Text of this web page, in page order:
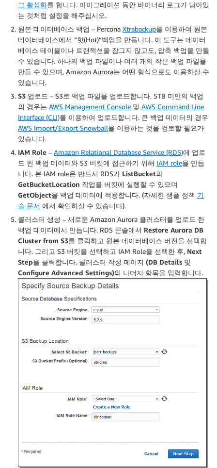
그 활성화를 합니다. 마이그레이션 동안 바이너리 로그가 남아있
는 것처럼 설정을 해주십시오.
원본 데이터베이스 백업 – Percona Xtrabackup를 이용하여 원본
데이터베이스에서 “핫(Hot)”백업을 만듭니다. 이 도구는 데이터
베이스 테이블이나 트랜잭션을 잠그지 않고도, 압축 백업을 만들
수 있습니다. 하나의 백업 파일이나 여러 개의 작은 백업 파일을
만들 수 있으며, Amazon Aurora는 어떤 형식으로도 이용하실 수
있습니다.
S3 업로드 – S3로 백업 파일을 업로드합니다. 5TB 미만의 백업
의 경우는 AWS Management Console 및 AWS Command Line
Interface (CLI)를 이용하여 업로드합니다. 큰 백업 데이터의 경우
AWS Import/Export Snowball을 이용하는 것을 검토할 필요가
있습니다.
IAM Role – Amazon Relational Database Service (RDS)에 업로
드 된 백업 데이터와 S3 버킷에 접근하기 위해 IAM role을 만듭
니다. 본 IAM role은 반드시 RDS가 ListBucket과
GetBucketLocation 작업을 버킷에 실행할 수 있으며
GetObject을 백업 데이터에 적용합니다. (자세한 샘플 정책 기
술 문서 에서 확인하실 수 있습니다).
클러스터 생성 – 새로운 Amazon Aurora 클러스터를 업로드 한
백업 데이터에서 만듭니다. RDS 콘솔에서 Restore Aurora DB
Cluster from S3를 클릭하고 원본 데이터베이스 버전을 선택합
니다. 그리고 S3 버킷을 선택하고 IAM Role을 선택한 후, Next
Step을 클릭합니다. 클러스터 작성 페이지 (DB Details 및
Configure Advanced Settings)의 나머지 항목을 입력합니다.